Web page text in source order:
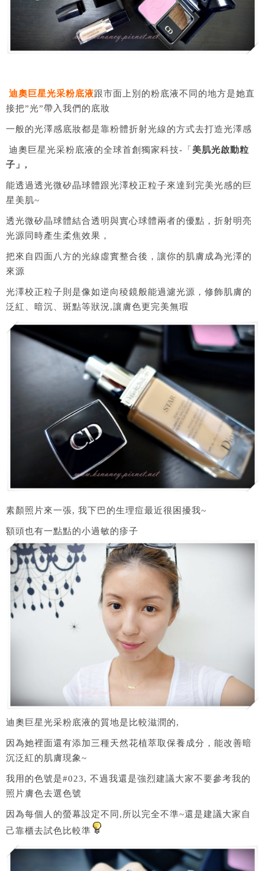
迪奧巨星光采粉底液跟市面上別的粉底液不同的地方是她直
接把”光”帶入我們的底妝
一般的光澤感底妝都是靠粉體折射光線的方式去打造光澤感
迪奧巨星光采粉底液的全球首創獨家科技-「 美肌光啟動粒
子」,
能透過透光微矽晶球體跟光澤校正粒子來達到完美光感的巨
星美肌~
透光微矽晶球體結合透明與實心球體兩者的優點，折射明亮
光源同時產生柔焦效果，
把來自四面八方的光線虛實整合後，讓你的肌膚成為光澤的
來源
光澤校正粒子則是像如逆向稜鏡般能過濾光源，修飾肌膚的
泛紅、暗沉、斑點等狀況,讓膚色更完美無瑕
素顏照片來一張, 我下巴的生理痘最近很困擾我~
額頭也有一點點的小過敏的疹子
迪奧巨星光采粉底液的質地是比較滋潤的,
因為她裡面還有添加三種天然花植萃取保養成分，能改善暗
沉泛紅的肌膚現象~
我用的色號是#023, 不過我還是強烈建議大家不要參考我的
照片膚色去選色號
因為每個人的螢幕設定不同,所以完全不準~還是建議大家自
己靠櫃去試色比較準